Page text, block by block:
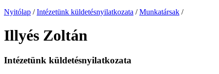
Nyitólap / Intézetünk küldetésnyilatkozata / Munkatársak /
Illyés Zoltán
Intézetünk küldetésnyilatkozata